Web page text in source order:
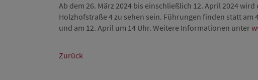
Ab dem 26. März 2024 bis einschließlich 12. April 2024
Holzhofstraße 4 zu sehen sein. Führungen finden statt am
und am 12. April um 14 Uhr. Weitere Informationen unter
Zurück